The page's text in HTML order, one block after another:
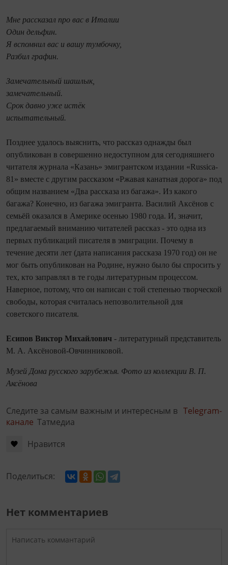
Мне рассказал про вас в Италии
Один дельфин.
Я вспомнил вас и вашу тумбочку,
Разбил графин.
Замечательный шашлык,
замечательный.
Срок давно уже истёк
испытательный.
Позднее удалось выяснить, что рассказ однажды был
опубликован в совершенно недоступном для сегодняшнего
читателя журнала «Казань» эмигрантском издании «Russica-
81» вместе с другим рассказом «Ржавая канатная дорога» под
общим названием «Два рассказа из багажа». Из какого
багажа? Конечно, из багажа эмигранта. Василий Аксёнов с
семьёй оказался в Америке осенью 1980 года. И, значит,
предлагаемый вниманию читателей рассказ - это одна из
первых публикаций писателя в эмиграции. Почему в
течение десяти лет (дата написания рассказа 1970 год) он не
мог быть опубликован на Родине, нужно было бы спросить у
тех, кто заправлял в те годы литературным процессом.
Наверное, потому, что он написан с той степенью творческой
свободы, которая считалась непозволительной для
советского писателя.
Есипов Виктор Михайлович - литературный представитель
М. А. Аксёновой-Овчинниковой.
Музей Дома русского зарубежья. Фото из коллекции В. П.
Аксёнова
Следите за самым важным и интересным в Telegram-
канале Татмедиа
Нравится
Поделиться:
Нет комментариев